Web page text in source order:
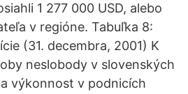
1 277 000 USD, alebo
v regióne. Tabuľka 8:
(31. decembra, 2001) K
neslobody v slovenských
výkonnost v podnicích